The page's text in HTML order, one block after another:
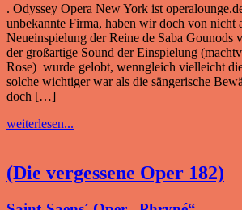
. Odyssey Opera New York ist
unbekannte Firma, haben wir doch von nicht
Neueinspielung der Reine de Saba Gounods
der großartige Sound der Einspielung
Rose) wurde gelobt, wenngleich vielleicht
solche wichtiger war als die sängerische
doch […]
weiterlesen...
(Die vergessene Oper 182)